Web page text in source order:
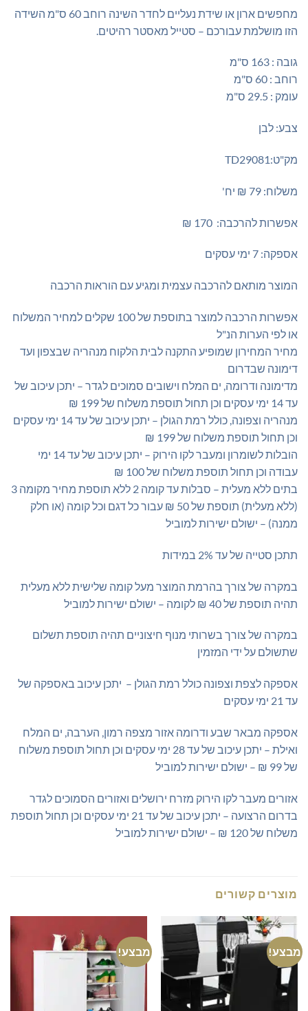
מחפשים ארון או שידת נעליים לחדר השינה רוחב 60 ס"מ השידה
הזו מושלמת עבורכם – סטייל מאסטר רהיטים.
גובה : 163 ס"מ
רוחב : 60 ס"מ
עומק : 29.5 ס"מ
צבע: לבן
מק"ט:TD29081
משלוח: 79 ₪ יח'
אפשרות להרכבה: 170 ₪
אספקה: 7 ימי עסקים
המוצר מותאם להרכבה עצמית ומגיע עם הוראות הרכבה
אפשרות הרכבה למוצר בתוספת של 100 שקלים למחיר המשלוח
או לפי הערות הנ"ל
מחיר המחירון שמופיע התקנה לבית הלקוח מנהריה שבצפון ועד
דימונה שבדרום
מדימונה ודרומה, ים המלח וישובים סמוכים לגדר – יתכן עיכוב של
עד 14 ימי עסקים וכן תחול תוספת משלוח של 199 ₪
מנהריה וצפונה, כולל רמת הגולן – יתכן עיכוב של עד 14 ימי עסקים
וכן תחול תוספת משלוח של 199 ₪
הובלות לשומרון ומעבר לקו הירוק – יתכן עיכוב של עד 14 ימי
עבודה וכן תחול תוספת משלוח של 100 ₪
בתים ללא מעלית – סבלות עד קומה 2 ללא תוספת מחיר מקומה 3
(ללא מעלית) תוספת של 50 ₪ עבור כל דגם וכל קומה (או חלק
ממנה) – ישולם ישירות למוביל
תתכן סטייה של עד 2% במידות
במקרה של צורך בהרמת המוצר מעל קומה שלישית ללא מעלית
תהיה תוספת של 40 ₪ לקומה – ישולם ישירות למוביל
במקרה של צורך בשרותי מנוף חיצוניים תהיה תוספת תשלום
שתשולם על ידי המזמין
אספקה לצפת וצפונה כולל רמת הגולן – יתכן עיכוב באספקה של
עד 21 ימי עסקים
אספקה מבאר שבע ודרומה אזור מצפה רמון, הערבה, ים המלח
ואילת – יתכן עיכוב של עד 28 ימי עסקים וכן תחול תוספת משלוח
של 99 ₪ – ישולם ישירות למוביל
אזורים מעבר לקו הירוק מזרח ירושלים ואזורים הסמוכים לגדר
בדרום הרצועה – יתכן עיכוב של עד 21 ימי עסקים וכן תחול תוספת
משלוח של 120 ₪ – ישולם ישירות למוביל
מוצרים קשורים
מבצע! מבצע!